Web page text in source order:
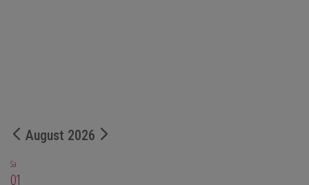
August 2026
Sa
01